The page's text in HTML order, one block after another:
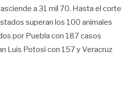
a 31 mil 70. Hasta el corte
superan los 100 animales
por Puebla con 187 casos
Luis Potosí con 157 y Veracruz